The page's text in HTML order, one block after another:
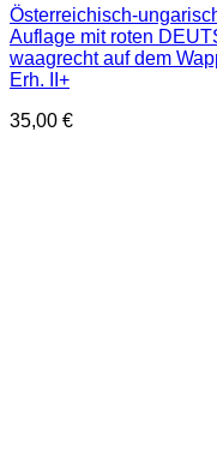
Österreichisch-
Auflage mit roten
waagrecht auf dem
Erh. II+
35,00 €